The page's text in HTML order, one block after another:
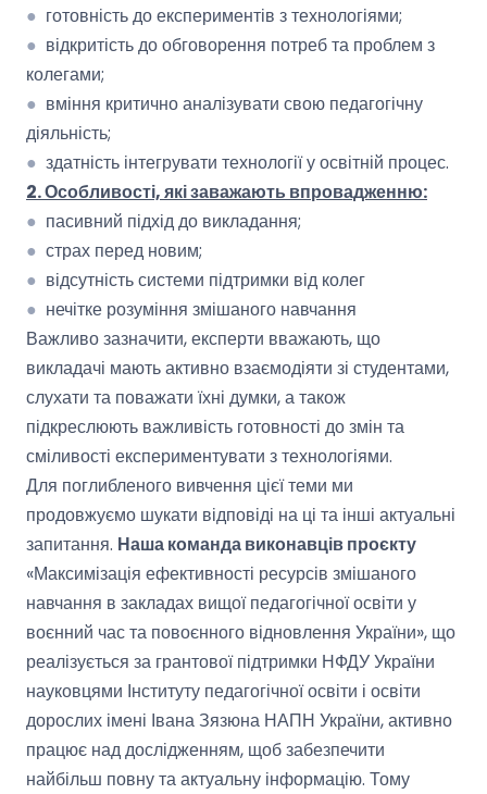
● готовність до експериментів з технологіями;
● відкритість до обговорення потреб та проблем з
колегами;
● вміння критично аналізувати свою педагогічну
діяльність;
● здатність інтегрувати технології у освітній процес.
2. Особливості, які заважають впровадженню:
● пасивний підхід до викладання;
● страх перед новим;
● відсутність системи підтримки від колег
● нечітке розуміння змішаного навчання
Важливо зазначити, експерти вважають, що
викладачі мають активно взаємодіяти зі студентами,
слухати та поважати їхні думки, а також
підкреслюють важливість готовності до змін та
сміливості експериментувати з технологіями.
Для поглибленого вивчення цієї теми ми
продовжуємо шукати відповіді на ці та інші актуальні
запитання. Наша команда виконавців проєкту
«Максимізація ефективності ресурсів змішаного
навчання в закладах вищої педагогічної освіти у
воєнний час та повоєнного відновлення України», що
реалізується за грантової підтримки НФДУ України
науковцями Інституту педагогічної освіти і освіти
дорослих імені Івана Зязюна НАПН України, активно
працює над дослідженням, щоб забезпечити
найбільш повну та актуальну інформацію. Тому